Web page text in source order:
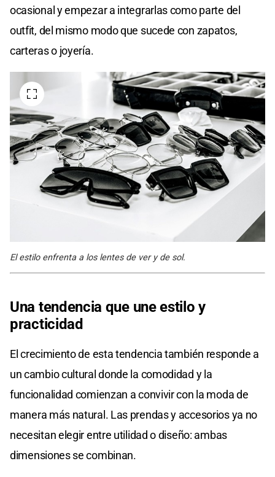
ocasional y empezar a integrarlas como parte del
outfit, del mismo modo que sucede con zapatos,
carteras o joyería.
El estilo enfrenta a los lentes de ver y de sol.
Una tendencia que une estilo y
practicidad
El crecimiento de esta tendencia también responde a
un cambio cultural donde la comodidad y la
funcionalidad comienzan a convivir con la moda de
manera más natural. Las prendas y accesorios ya no
necesitan elegir entre utilidad o diseño: ambas
dimensiones se combinan.